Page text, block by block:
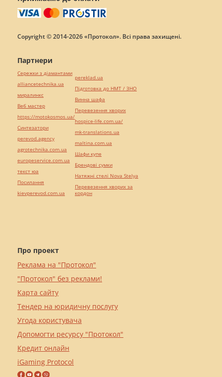
Copyright © 2014-2026 «Протокол». Всі права захищені.
Про проект
Реклама на "Протокол"
"Протокол" без реклами!
Карта сайту
Тендер на юридичну послугу
Угода користувача
Допомогти ресурсу "Протокол"
Кредит онлайн
iGaming Protocol
Партнери
Сережки з діамантами
alliancetechnika.ua
миралинкс
Веб мастер
https://motokosmos.ua/
Синтезатори
perevod.agency
agrotechnika.com.ua
europeservice.com.ua
текст юа
Посилання
kievperevod.com.ua
pereklad.ua
Підготовка до НМТ / ЗНО
Винна шафа
Перевезення хворих
hospice-life.com.ua/
mk-translations.ua
maltina.com.ua
Шафи купе
Брендові сумки
Натяжні стелі Nova Stelya
Перевезення хворих за
кордон